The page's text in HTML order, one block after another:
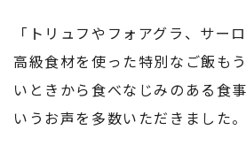
「トリュフやフォアグラ、サー
高級食材を使った特別なご飯も
いときから食べなじみのある食
いうお声を多数いただきました。